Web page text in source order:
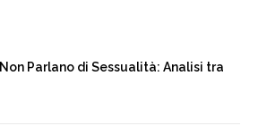
Parlano di Sessualità: Analisi tra